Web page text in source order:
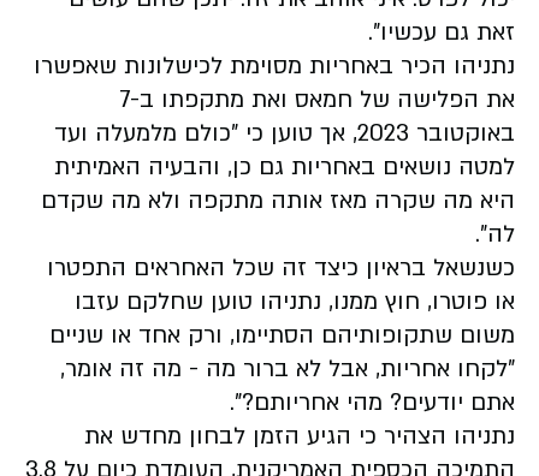
זאת גם עכשיו".
נתניהו הכיר באחריות מסוימת לכישלונות שאפשרו
את הפלישה של חמאס ואת מתקפתו ב-7
באוקטובר 2023, אך טוען כי "כולם מלמעלה ועד
למטה נושאים באחריות גם כן, והבעיה האמיתית
היא מה שקרה מאז אותה מתקפה ולא מה שקדם
לה".
כשנשאל בראיון כיצד זה שכל האחראים התפטרו
או פוטרו, חוץ ממנו, נתניהו טוען שחלקם עזבו
משום שתקופותיהם הסתיימו, ורק אחד או שניים
"לקחו אחריות, אבל לא ברור מה - מה זה אומר,
אתם יודעים? מהי אחריותם?".
נתניהו הצהיר כי הגיע הזמן לבחון מחדש את
התמיכה הכספית האמריקנית, העומדת כיום על 3.8